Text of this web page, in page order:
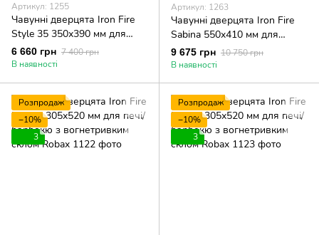
Артикул: 1255
Чавунні дверцята Iron Fire
Style 35 350х390 мм для
каміна/барбекю з
вогнетривким склом Robax
6 660 грн 7 400 грн
В наявності
Артикул: 1263
Чавунні дверцята Iron Fire
Sabina 550x410 мм для
каміна/барбекю з
вогнетривким склом Robax
9 675 грн 10 750 грн
В наявності
Розпродаж
−10%
3
Розпродаж
−10%
3